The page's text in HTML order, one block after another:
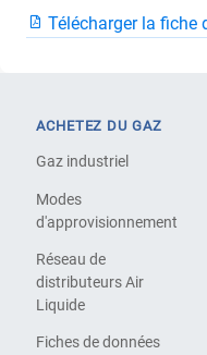
Télécharger la fiche
ACHETEZ DU GAZ
Gaz industriel
Modes
d'approvisionnement
Réseau de
distributeurs Air
Liquide
Fiches de données